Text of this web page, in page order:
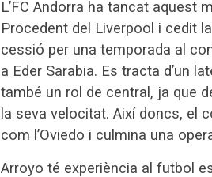
L’FC Andorra ha tancat aquest
Procedent del Liverpool i cedit
cessió per una temporada al
a Eder Sarabia. Es tracta d’un
també un rol de central, ja que
la seva velocitat. Així doncs, el
com l’Oviedo i culmina una
Arroyo té experiència al futbol